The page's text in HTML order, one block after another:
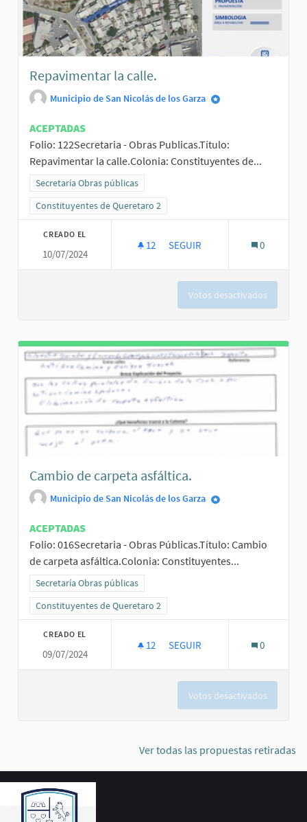
Repavimentar la calle.
Municipio de San Nicolás de los Garza
ACEPTADAS
Folio: 122Secretaria - Obras Publicas.Título:
Repavimentar la calle.Colonia: Constituyentes de...
Resultados al filtrar por la categoría: Secretaría Obras públicas
Secretaría Obras públicas
Resultados al filtrar por el ámbito: Constituyentes de Queretaro 2
Constituyentes de Queretaro 2
CREADO EL
10/07/2024
12 12 SEGUIDORAS
SEGUIR 0
Votos desactivados
Cambio de carpeta asfáltica.
Municipio de San Nicolás de los Garza
ACEPTADAS
Folio: 016Secretaria - Obras Públicas.Título: Cambio
de carpeta asfáltica.Colonia: Constituyentes...
Resultados al filtrar por la categoría: Secretaría Obras públicas
Secretaría Obras públicas
Resultados al filtrar por el ámbito: Constituyentes de Queretaro 2
Constituyentes de Queretaro 2
CREADO EL
09/07/2024
12 12 SEGUIDORAS
SEGUIR 0
Votos desactivados
Ver todas las propuestas retiradas